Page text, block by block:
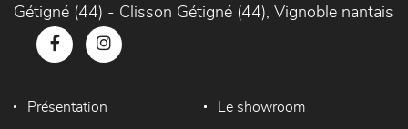
Gétigné (44) - Clisson Gétigné (44), Vignoble nantais
Présentation Le showroom